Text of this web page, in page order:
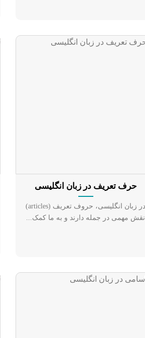
حرف تعریف در زبان انگلیسی
در زبان انگلیسی، حروف تعریف (articles)
نقش مهمی در جمله دارند و به ما کمک...